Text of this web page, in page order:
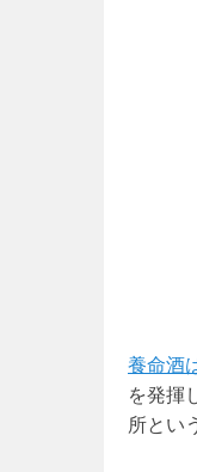
養命酒
を発揮
所とい